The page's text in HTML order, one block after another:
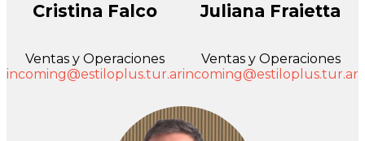
Cristina Falco
Ventas y Operaciones
incoming@estiloplus.tur.ar
Juliana Fraietta
Ventas y Operaciones
incoming@estiloplus.tur.ar